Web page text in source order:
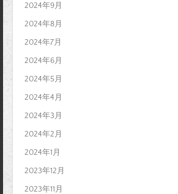
2024年9月
2024年8月
2024年7月
2024年6月
2024年5月
2024年4月
2024年3月
2024年2月
2024年1月
2023年12月
2023年11月